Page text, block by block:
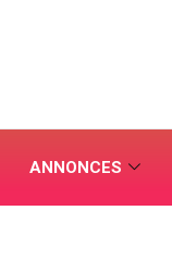
ANNONCES